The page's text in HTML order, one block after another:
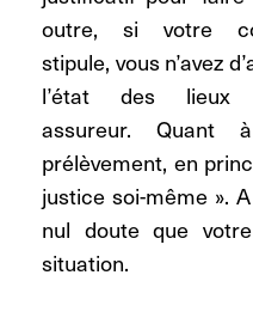
outre, si votre
stipule, vous n’avez
l’état des
assureur. Quant
prélèvement, en
justice soi-même ».
nul doute que
situation.